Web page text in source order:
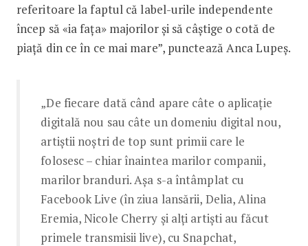
referitoare la faptul că label-urile independente
încep să «ia fața» majorilor și să câștige o cotă de
piață din ce în ce mai mare”, punctează Anca Lupeș.
„De fiecare dată când apare câte o aplicație
digitală nou sau câte un domeniu digital nou,
artiștii noștri de top sunt primii care le
folosesc – chiar înaintea marilor companii,
marilor branduri. Așa s-a întâmplat cu
Facebook Live (în ziua lansării, Delia, Alina
Eremia, Nicole Cherry și alți artiști au făcut
primele transmisii live), cu Snapchat,